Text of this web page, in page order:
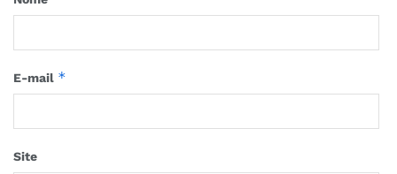
E-mail *
Site